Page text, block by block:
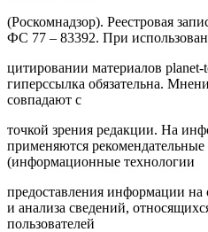
(Роскомнадзор). Реестровая
ФС 77 – 83392. При
цитировании материалов planet-
гиперссылка обязательна.
совпадают с
точкой зрения редакции. На
применяются рекомендательные
(информационные технологии
предоставления информации на
и анализа сведений,
пользователей